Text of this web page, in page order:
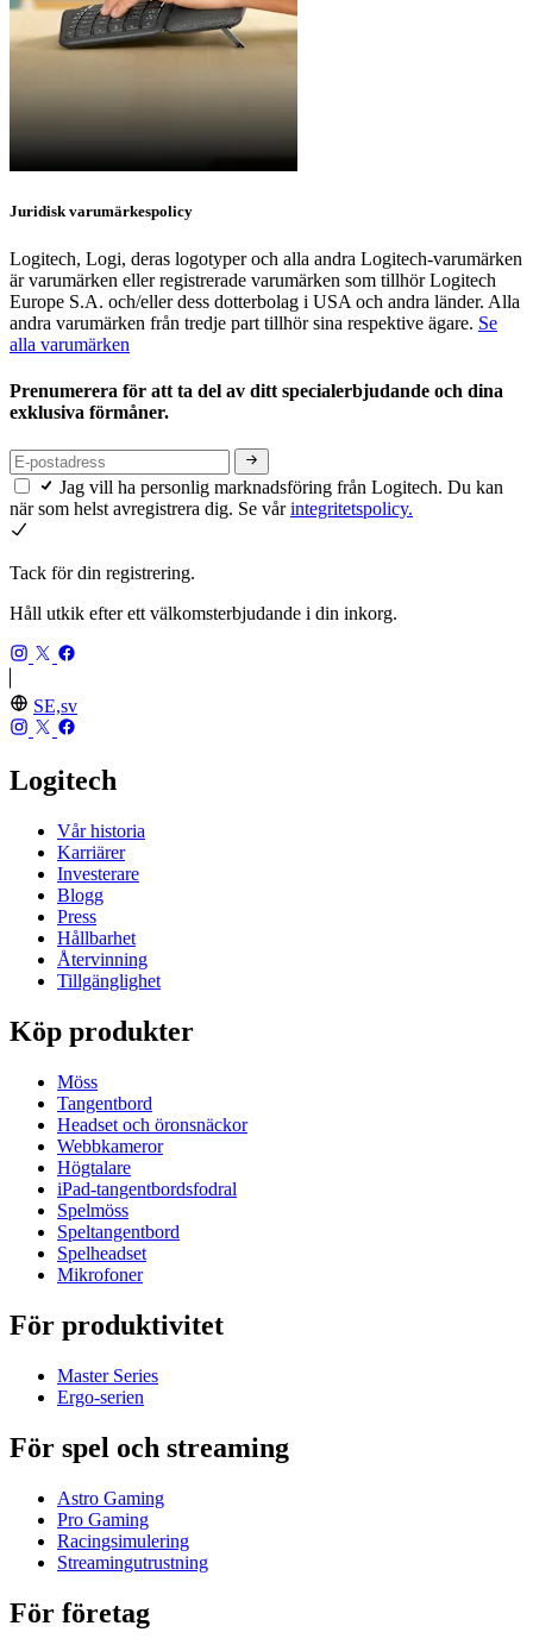
Juridisk varumärkespolicy
Logitech, Logi, deras logotyper och alla andra Logitech-varumärken
är varumärken eller registrerade varumärken som tillhör Logitech
Europe S.A. och/eller dess dotterbolag i USA och andra länder. Alla
andra varumärken från tredje part tillhör sina respektive ägare. Se
alla varumärken
Prenumerera för att ta del av ditt specialerbjudande och dina
exklusiva förmåner.
Jag vill ha personlig marknadsföring från Logitech. Du kan
när som helst avregistrera dig. Se vårintegritetspolicy.
Tack för din registrering.
Håll utkik efter ett välkomsterbjudande i din inkorg.
SE,sv
Logitech
Vår historia
Karriärer
Investerare
Blogg
Press
Hållbarhet
Återvinning
Tillgänglighet
Köp produkter
Möss
Tangentbord
Headset och öronsnäckor
Webbkameror
Högtalare
iPad-tangentbordsfodral
Spelmöss
Speltangentbord
Spelheadset
Mikrofoner
För produktivitet
Master Series
Ergo-serien
För spel och streaming
Astro Gaming
Pro Gaming
Racingsimulering
Streamingutrustning
För företag